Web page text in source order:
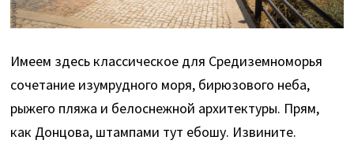
Имеем здесь классическое для Средиземноморья
сочетание изумрудного моря, бирюзового неба,
рыжего пляжа и белоснежной архитектуры. Прям,
как Донцова, штампами тут ебошу. Извините.